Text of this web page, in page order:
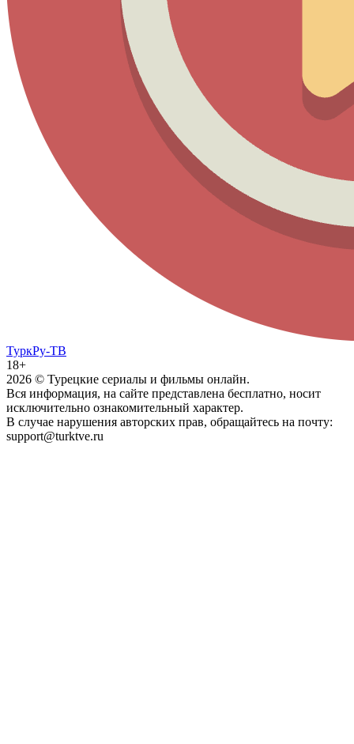
ТуркРу-ТВ
18+
2026 © Турецкие сериалы и фильмы онлайн.
Вся информация, на сайте представлена бесплатно, носит
исключительно ознакомительный характер.
В случае нарушения авторских прав, обращайтесь на почту:
support@turktve.ru